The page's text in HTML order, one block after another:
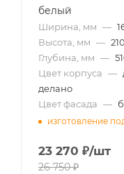
белый
Ширина, мм —
Высота, мм —
Глубина, мм —
Цвет корпуса —
делано
Цвет фасада —
изготовление
23 270 ₽/шт
26 750₽